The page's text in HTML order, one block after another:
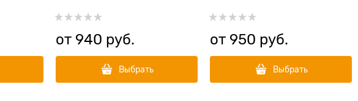
от 940 руб.
Выбрать
от 950 руб.
Выбрать